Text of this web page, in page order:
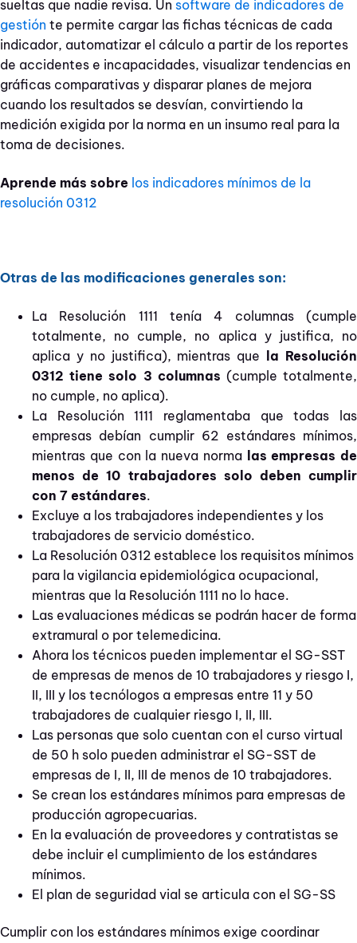
sueltas que nadie revisa. Un software de indicadores de
gestión te permite cargar las fichas técnicas de cada
indicador, automatizar el cálculo a partir de los reportes
de accidentes e incapacidades, visualizar tendencias en
gráficas comparativas y disparar planes de mejora
cuando los resultados se desvían, convirtiendo la
medición exigida por la norma en un insumo real para la
toma de decisiones.
Aprende más sobre los indicadores mínimos de la
resolución 0312
Otras de las modificaciones generales son:
La Resolución 1111 tenía 4 columnas (cumple
totalmente, no cumple, no aplica y justifica, no
aplica y no justifica), mientras que la Resolución
0312 tiene solo 3 columnas (cumple totalmente,
no cumple, no aplica).
La Resolución 1111 reglamentaba que todas las
empresas debían cumplir 62 estándares mínimos,
mientras que con la nueva norma las empresas de
menos de 10 trabajadores solo deben cumplir
con 7 estándares.
Excluye a los trabajadores independientes y los
trabajadores de servicio doméstico.
La Resolución 0312 establece los requisitos mínimos
para la vigilancia epidemiológica ocupacional,
mientras que la Resolución 1111 no lo hace.
Las evaluaciones médicas se podrán hacer de forma
extramural o por telemedicina.
Ahora los técnicos pueden implementar el SG-SST
de empresas de menos de 10 trabajadores y riesgo I,
II, III y los tecnólogos a empresas entre 11 y 50
trabajadores de cualquier riesgo I, II, III.
Las personas que solo cuentan con el curso virtual
de 50 h solo pueden administrar el SG-SST de
empresas de I, II, III de menos de 10 trabajadores.
Se crean los estándares mínimos para empresas de
producción agropecuarias.
En la evaluación de proveedores y contratistas se
debe incluir el cumplimiento de los estándares
mínimos.
El plan de seguridad vial se articula con el SG-SS
Cumplir con los estándares mínimos exige coordinar